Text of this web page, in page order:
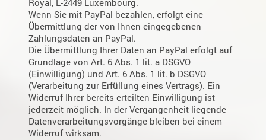
Royal, L-2449 Luxembourg.
Wenn Sie mit PayPal bezahlen, erfolgt eine
Übermittlung der von Ihnen eingegebenen
Zahlungsdaten an PayPal.
Die Übermittlung Ihrer Daten an PayPal erfolgt auf
Grundlage von Art. 6 Abs. 1 lit. a DSGVO
(Einwilligung) und Art. 6 Abs. 1 lit. b DSGVO
(Verarbeitung zur Erfüllung eines Vertrags). Ein
Widerruf Ihrer bereits erteilten Einwilligung ist
jederzeit möglich. In der Vergangenheit liegende
Datenverarbeitungsvorgänge bleiben bei einem
Widerruf wirksam.